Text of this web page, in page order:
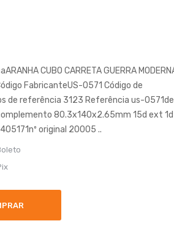
CUBO CARRETA GUERRA
FabricanteUS-0571 Código de
de referência 3123 Referência us-
80.3x140x2.65mm 15d ext 1d
original 20005 ..